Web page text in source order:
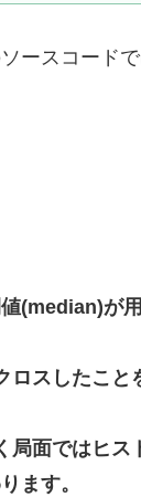
ースコード
(median)が
ロスしたこと
局面ではヒス
ます。